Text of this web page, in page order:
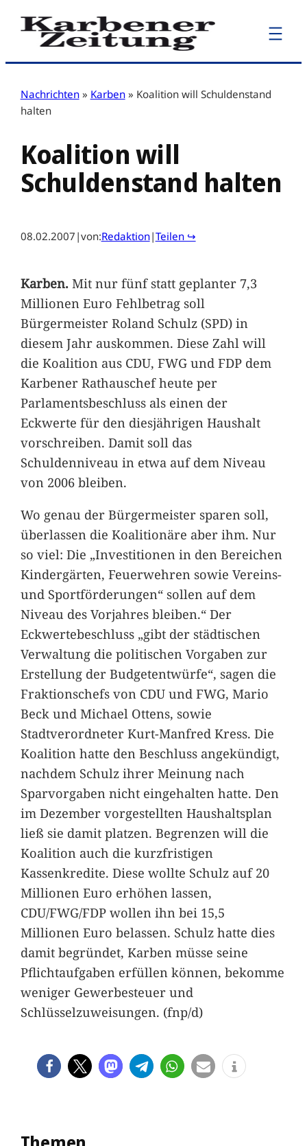
Zum
Inhalt
Nachrichten » Karben » Koalition will Schuldenstand
halten
Koalition will
Schuldenstand halten
08.02.2007 |von:Redaktion|Teilen ↪
Karben.Mit nur fünf statt geplanter 7,3
Millionen Euro Fehlbetrag soll
Bürgermeister Roland Schulz (SPD) in
diesem Jahr auskommen. Diese Zahl will
die Koalition aus CDU, FWG und FDP dem
Karbener Rathauschef heute per
Parlamentsbeschluss als einen der
Eckwerte für den diesjährigen Haushalt
vorschreiben. Damit soll das
Schuldenniveau in etwa auf dem Niveau
von 2006 bleiben.
Wo genau der Bürgermeister sparen soll,
überlassen die Koalitionäre aber ihm. Nur
so viel: Die „Investitionen in den Bereichen
Kindergärten, Feuerwehren sowie Vereins-
und Sportförderungen“ sollen auf dem
Niveau des Vorjahres bleiben.“ Der
Eckwertebeschluss „gibt der städtischen
Verwaltung die politischen Vorgaben zur
Erstellung der Budgetentwürfe“, sagen die
Fraktionschefs von CDU und FWG, Mario
Beck und Michael Ottens, sowie
Stadtverordneter Kurt-Manfred Kress. Die
Koalition hatte den Beschluss angekündigt,
nachdem Schulz ihrer Meinung nach
Sparvorgaben nicht eingehalten hatte. Den
im Dezember vorgestellten Haushaltsplan
ließ sie damit platzen. Begrenzen will die
Koalition auch die kurzfristigen
Kassenkredite. Diese wollte Schulz auf 20
Millionen Euro erhöhen lassen,
CDU/FWG/FDP wollen ihn bei 15,5
Millionen Euro belassen. Schulz hatte dies
damit begründet, Karben müsse seine
Pflichtaufgaben erfüllen können, bekomme
weniger Gewerbesteuer und
Schlüsselzuweisungen. (fnp/d)